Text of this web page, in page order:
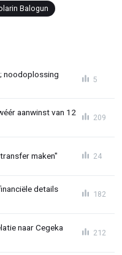
Balogun
noodoplossing
5
aanwinst van 12
209
maken" 24
details
182
naar Cegeka
212